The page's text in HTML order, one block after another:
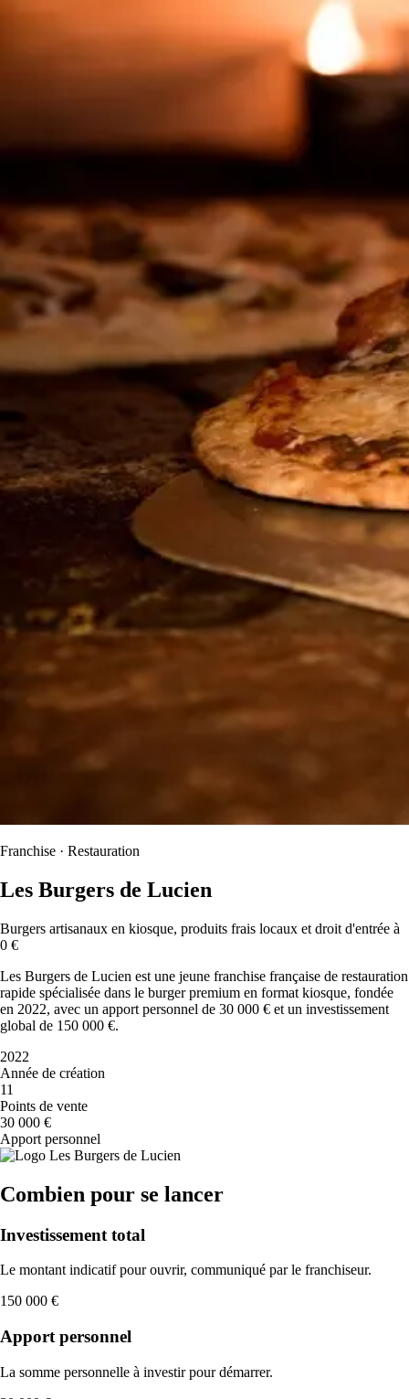
Franchise · Restauration
Les Burgers de Lucien
Burgers artisanaux en kiosque, produits frais locaux et droit d'entrée à
0 €
Les Burgers de Lucien est une jeune franchise française de restauration
rapide spécialisée dans le burger premium en format kiosque, fondée
en 2022, avec un apport personnel de 30 000 € et un investissement
global de 150 000 €.
2022
Année de création
11
Points de vente
30 000 €
Apport personnel
Combien pour se lancer
Investissement total
Le montant indicatif pour ouvrir, communiqué par le franchiseur.
150 000 €
Apport personnel
La somme personnelle à investir pour démarrer.